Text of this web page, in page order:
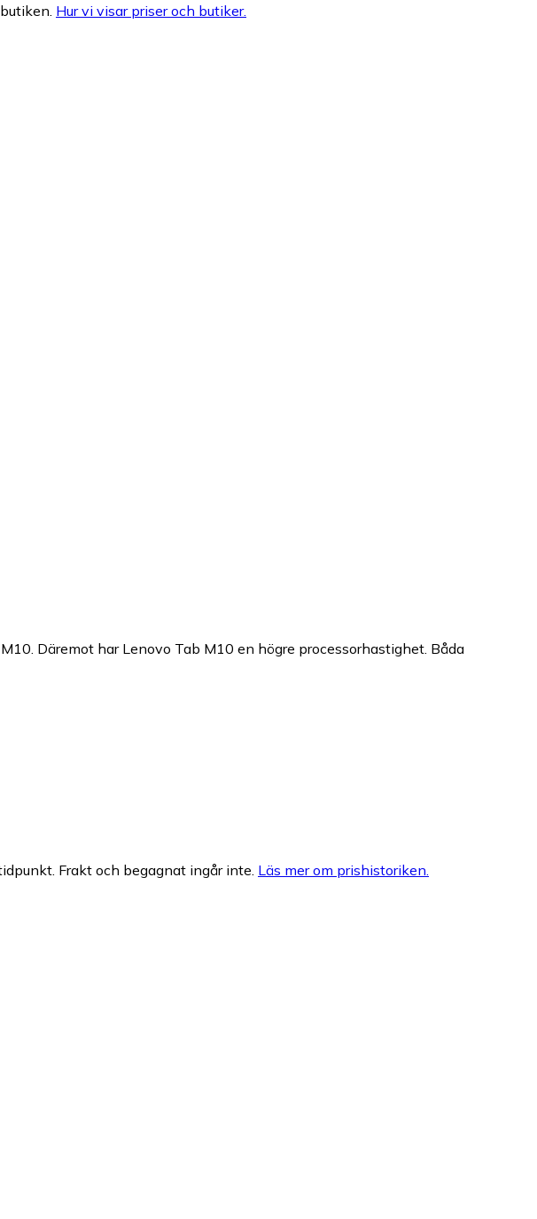
Hur vi visar priser och butiker.
Däremot har Lenovo Tab M10 en högre processorhastighet. Båda
Frakt och begagnat ingår inte. Läs mer om prishistoriken.